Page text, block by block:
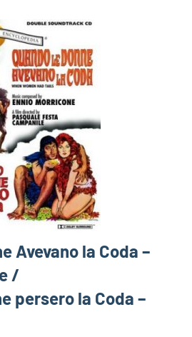
Avevano la Coda –
/
persero la Coda –